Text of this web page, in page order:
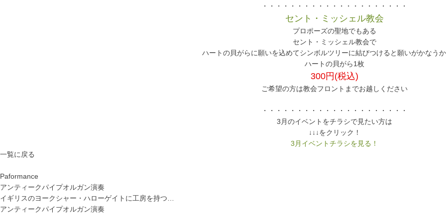
・・・・・・・・・・・・・・・・・・・・・
セント・ミッシェル教会
プロポーズの聖地でもある
セント・ミッシェル教会で
ハートの貝がらに願いを込めてシンボルツリーに結びつけると願いがかな
ハートの貝がら1枚
300円(税込)
ご希望の方は教会フロントまでお越しください
・・・・・・・・・・・・・・・・・・・・・
3月のイベントをチラシで見たい方は
↓↓↓をクリック！
3月イベントチラシを見る！
一覧に戻る
Paformance
アンティークパイプオルガン演奏
イギリスのヨークシャー・ハローゲイトに工房を持つ…
アンティークパイプオルガン演奏